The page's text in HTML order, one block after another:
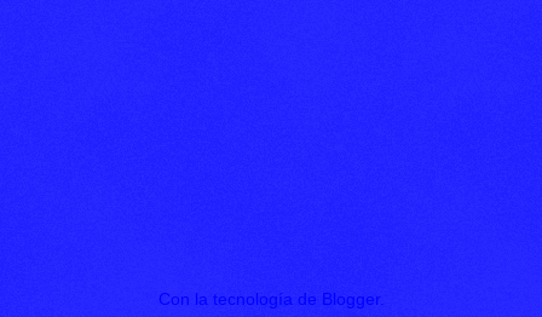
Con la tecnología de Blogger.